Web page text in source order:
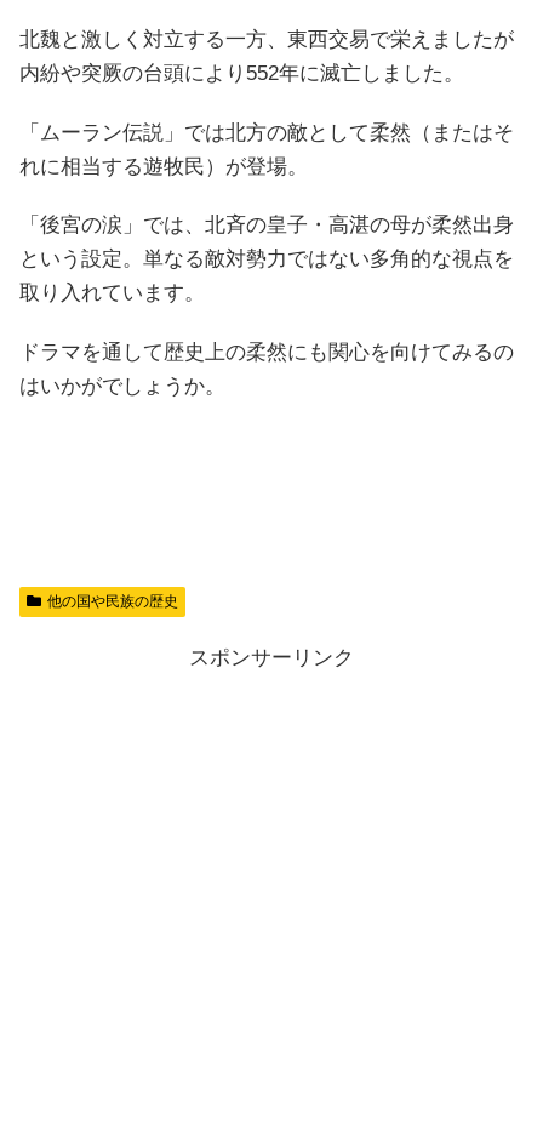
北魏と激しく対立する一方、東西交易で栄えましたが
内紛や突厥の台頭により552年に滅亡しました。
「ムーラン伝説」では北方の敵として柔然（またはそ
れに相当する遊牧民）が登場。
「後宮の涙」では、北斉の皇子・高湛の母が柔然出身
という設定。単なる敵対勢力ではない多角的な視点を
取り入れています。
ドラマを通して歴史上の柔然にも関心を向けてみるの
はいかがでしょうか。
他の国や民族の歴史
スポンサーリンク